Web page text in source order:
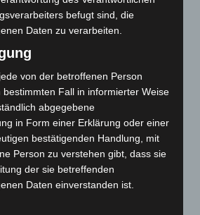
befugt sind, die
Daten zu verarbeiten.
von der betroffenen Person
bestimmten Fall in informierter Weise
abgegebene
in Form einer Erklärung oder einer
bestätigenden Handlung, mit
Person zu verstehen gibt, dass sie
der sie betreffenden
Daten einverstanden ist.